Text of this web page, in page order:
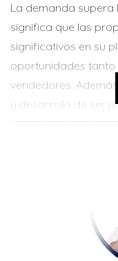
La demanda supera
significa que las
significativos en su
oportunidades
vendedores.
y desarrollo de
Casos de
Estudio de Caso
"The Crimson" es